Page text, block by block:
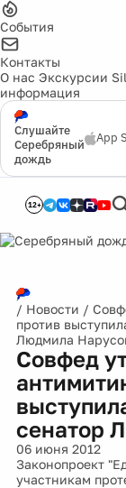
События
Контакты
О нас Экскурсии
информация
Слушайте
Серебряный
дождь
App
12+
/ Новости /
против
Людмила
Совфед
сенатор
06 июня 2012
Законопроект
участникам